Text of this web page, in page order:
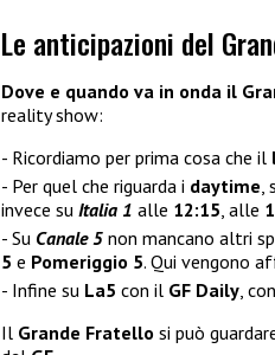
Le anticipazioni del
Dove e quando va in onda il
reality show:
Ricordiamo per prima cosa che il
Per quel che riguarda i daytime
invece su Italia 1 alle 12:15 , alle
Su Canale 5 non mancano altri
5 e Pomeriggio 5. Qui vengono
Infine su La5 con il GF Daily ,
Il Grande Fratello si può